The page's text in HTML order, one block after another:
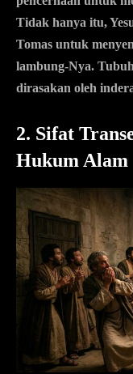
Tidak hanya itu,
Tomas untuk
lambung-Nya.
dirasakan oleh
2. Sifat
Hukum Alam